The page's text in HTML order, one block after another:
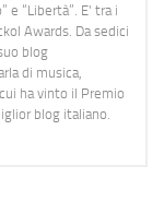
e “Libertà”. E' tra i
Awards. Da sedici
blog
di musica,
ha vinto il Premio
blog italiano.